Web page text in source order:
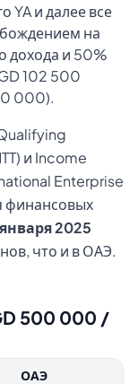
YA и далее все
на
дохода и 50%
102 500
000).
и Income
Enterprise
финансовых
января 2025
что и в ОАЭ.
500 000 /
ОАЭ